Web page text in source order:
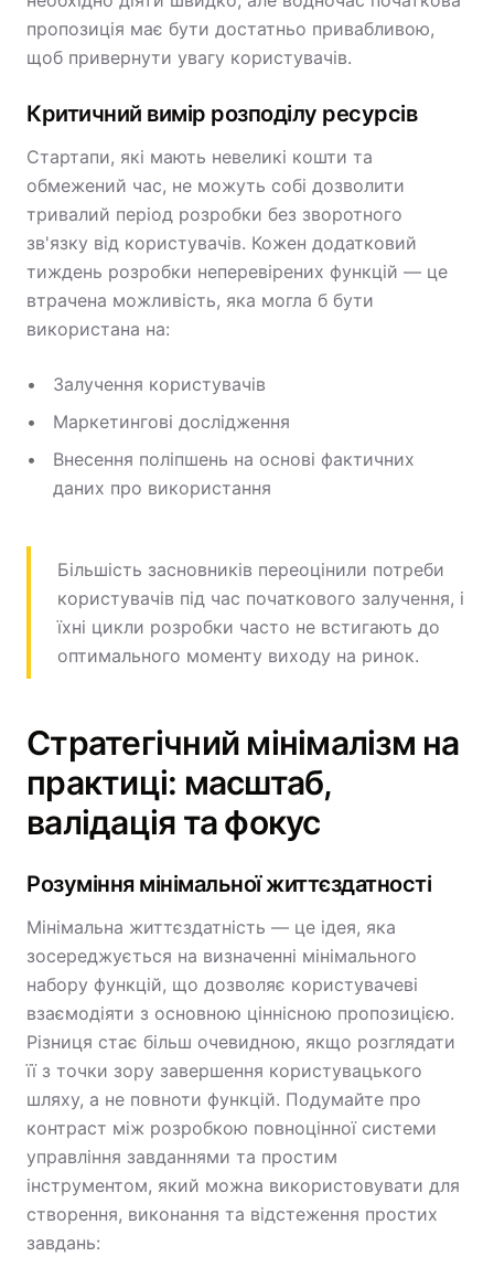
пропозиція має бути достатньо привабливою,
щоб привернути увагу користувачів.
Критичний вимір розподілу ресурсів
Стартапи, які мають невеликі кошти та
обмежений час, не можуть собі дозволити
тривалий період розробки без зворотного
зв'язку від користувачів. Кожен додатковий
тиждень розробки неперевірених функцій — це
втрачена можливість, яка могла б бути
використана на:
Залучення користувачів
Маркетингові дослідження
Внесення поліпшень на основі фактичних
даних про використання
Більшість засновників переоцінили потреби
користувачів під час початкового залучення, і
їхні цикли розробки часто не встигають до
оптимального моменту виходу на ринок.
Стратегічний мінімалізм на
практиці: масштаб,
валідація та фокус
Розуміння мінімальної життєздатності
Мінімальна життєздатність — це ідея, яка
зосереджується на визначенні мінімального
набору функцій, що дозволяє користувачеві
взаємодіяти з основною ціннісною пропозицією.
Різниця стає більш очевидною, якщо розглядати
її з точки зору завершення користувацького
шляху, а не повноти функцій. Подумайте про
контраст між розробкою повноцінної системи
управління завданнями та простим
інструментом, який можна використовувати для
створення, виконання та відстеження простих
завдань: